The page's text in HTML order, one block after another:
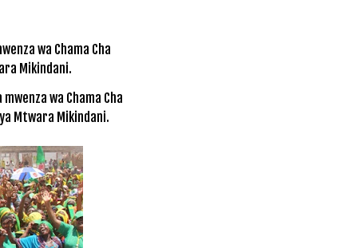
wa Chama Cha
Mtwara Mikindani.